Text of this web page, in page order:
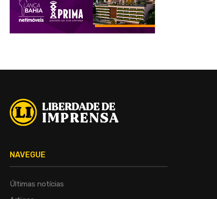
NAVEGUE
Últimas notícias